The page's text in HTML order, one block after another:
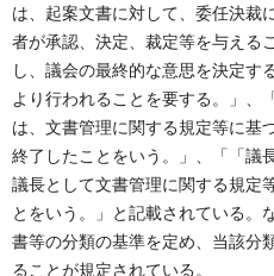
は、起案文書に対して、委任決裁
者が承認、決定、裁定等を与える
し、議会の最終的な意思を決定す
より行われることを要する。」、
は、文書管理に関する規定等に基
終了したことをいう。」、「「議
議長として文書管理に関する規定
とをいう。」と記載されている。
書等の分類の基準を定め、当該分
ることが規定されている。